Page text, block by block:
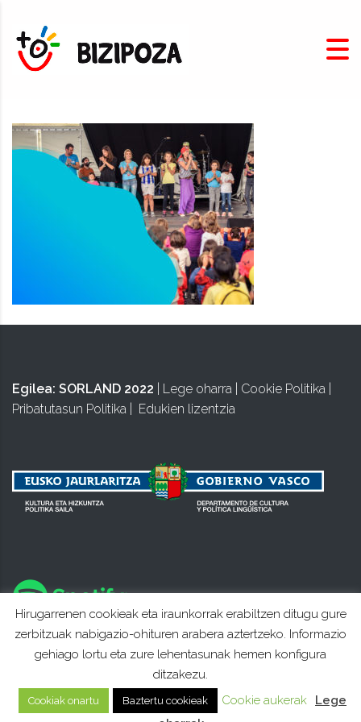
Egilea: SORLAND 2022 Lege oharra Cookie Politika
Pribatutasun Politika
Edukien lizentzia
Hirugarrenen cookieak eta iraunkorrak erabiltzen ditugu gure
zerbitzuak nabigazio-ohituren arabera aztertzeko. Informazio
gehiago lortu eta zure lehentasunak hemen konfigura
ditzakezu.
Cookiak onartu Baztertu cookieak Cookie aukerak
Lege